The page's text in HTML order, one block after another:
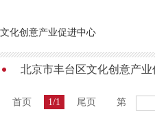
文化创意产业促进中心
首页 1/1 尾页 第